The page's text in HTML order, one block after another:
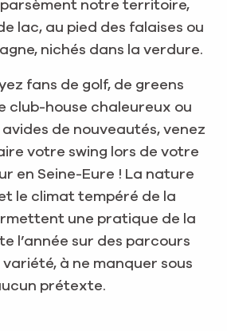
notre territoire,
lac, au pied des falaises ou
nichés dans la verdure.
fans de golf, de greens
club-house chaleureux ou
de nouveautés, venez
votre swing lors de votre
en Seine-Eure ! La nature
le climat tempéré de la
une pratique de la
l’année sur des parcours
variété, à ne manquer sous
prétexte.